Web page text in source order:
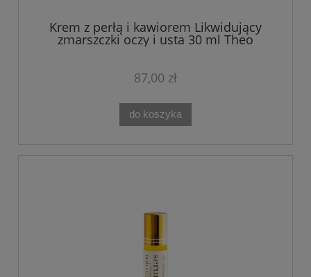
Krem z perłą i kawiorem Likwidujący
zmarszczki oczy i usta 30 ml Theo
Marvee CAVIARISTE
87,00 zł
do koszyka